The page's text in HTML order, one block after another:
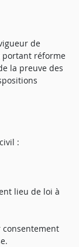
de
portant réforme
la preuve des
:
lieu de loi à
consentement